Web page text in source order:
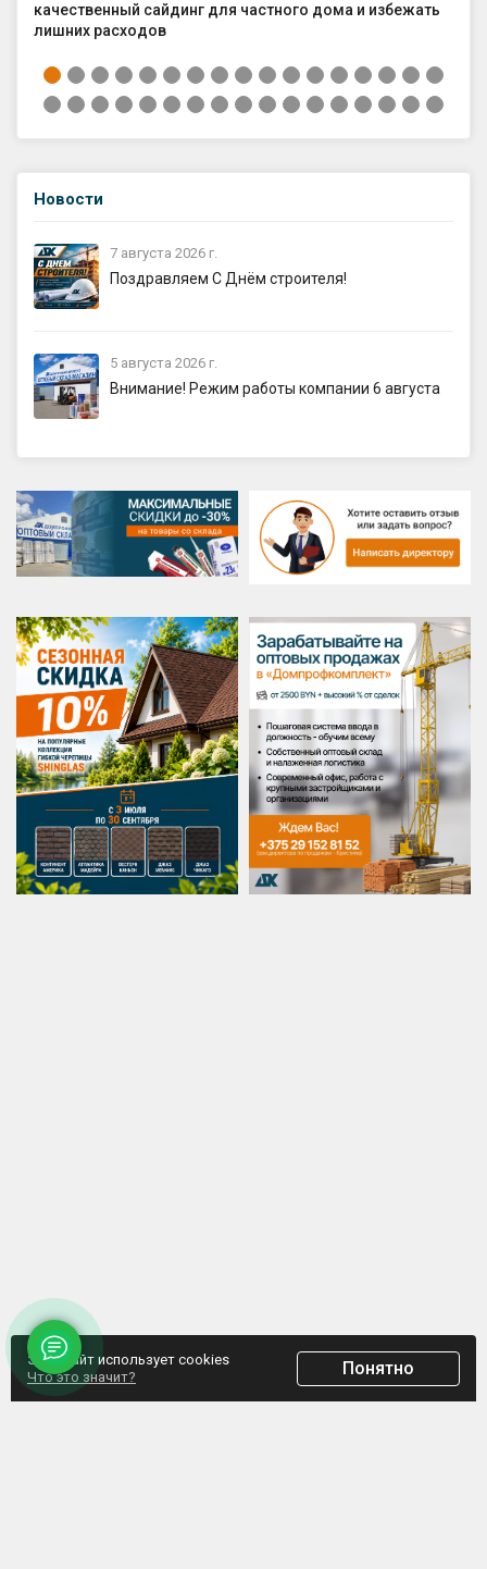
Новости
7 августа 2026 г.
Поздравляем С Днём строителя!
5 августа 2026 г.
Внимание! Режим работы компании 6 августа
качественный сайдинг для частного дома и избежать
лишних расходов
Этот сайт использует cookies
Что это значит?
Понятно